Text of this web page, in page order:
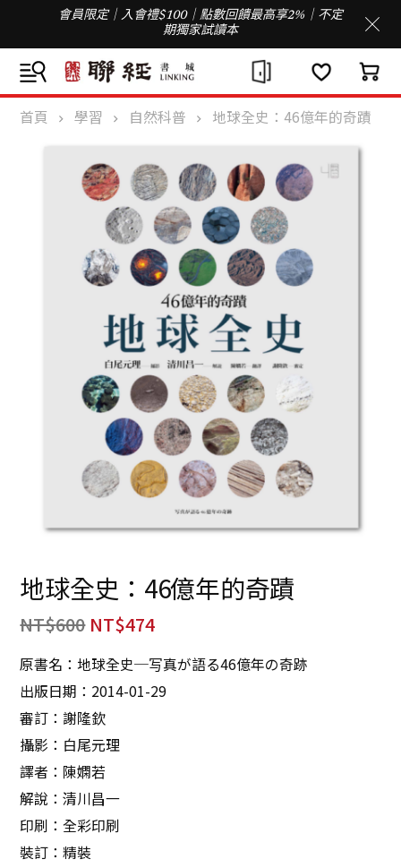
會員限定｜入會禮$100｜點數回饋最高享2%｜不定
期獨家試讀本
首頁 學習 自然科普 地球全史：46億年的奇蹟
地球全史：46億年的奇蹟
NT$600 NT$474
原書名：地球全史─写真が語る46億年の奇跡
出版日期：2014-01-29
審訂：謝隆欽
攝影：白尾元理
譯者：陳嫻若
解說：清川昌一
印刷：全彩印刷
裝訂：精裝